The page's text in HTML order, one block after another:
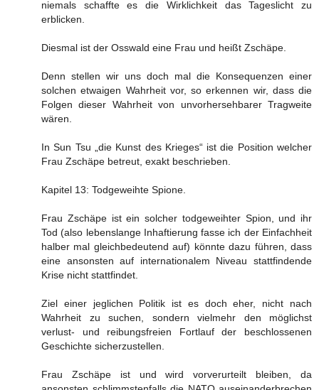
niemals schaffte es die Wirklichkeit das Tageslicht zu
erblicken.
Diesmal ist der Osswald eine Frau und heißt Zschäpe.
Denn stellen wir uns doch mal die Konsequenzen einer
solchen etwaigen Wahrheit vor, so erkennen wir, dass die
Folgen dieser Wahrheit von unvorhersehbarer Tragweite
wären.
In Sun Tsu „die Kunst des Krieges“ ist die Position welcher
Frau Zschäpe betreut, exakt beschrieben.
Kapitel 13: Todgeweihte Spione.
Frau Zschäpe ist ein solcher todgeweihter Spion, und ihr
Tod (also lebenslange Inhaftierung fasse ich der Einfachheit
halber mal gleichbedeutend auf) könnte dazu führen, dass
eine ansonsten auf internationalem Niveau stattfindende
Krise nicht stattfindet.
Ziel einer jeglichen Politik ist es doch eher, nicht nach
Wahrheit zu suchen, sondern vielmehr den möglichst
verlust- und reibungsfreien Fortlauf der beschlossenen
Geschichte sicherzustellen.
Frau Zschäpe ist und wird vorverurteilt bleiben, da